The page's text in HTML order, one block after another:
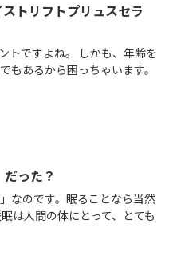
トリフトプリュスセラ
トですよね。 しかも、年齢を
もあるから困っちゃいます。
った？
なのです。眠ることなら当然
は人間の体にとって、とても